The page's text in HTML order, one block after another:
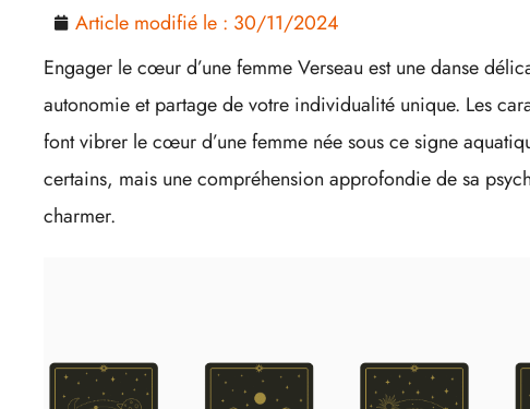
Article modifié le : 30/11/2024
Engager le cœur d’une femme Verseau est une danse
autonomie et partage de votre individualité unique. Les
font vibrer le cœur d’une femme née sous ce signe
certains, mais une compréhension approfondie de sa
charmer.